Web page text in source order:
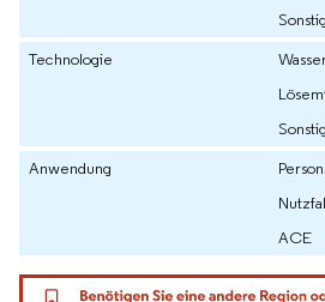
Technologie
Anwendung
ACE